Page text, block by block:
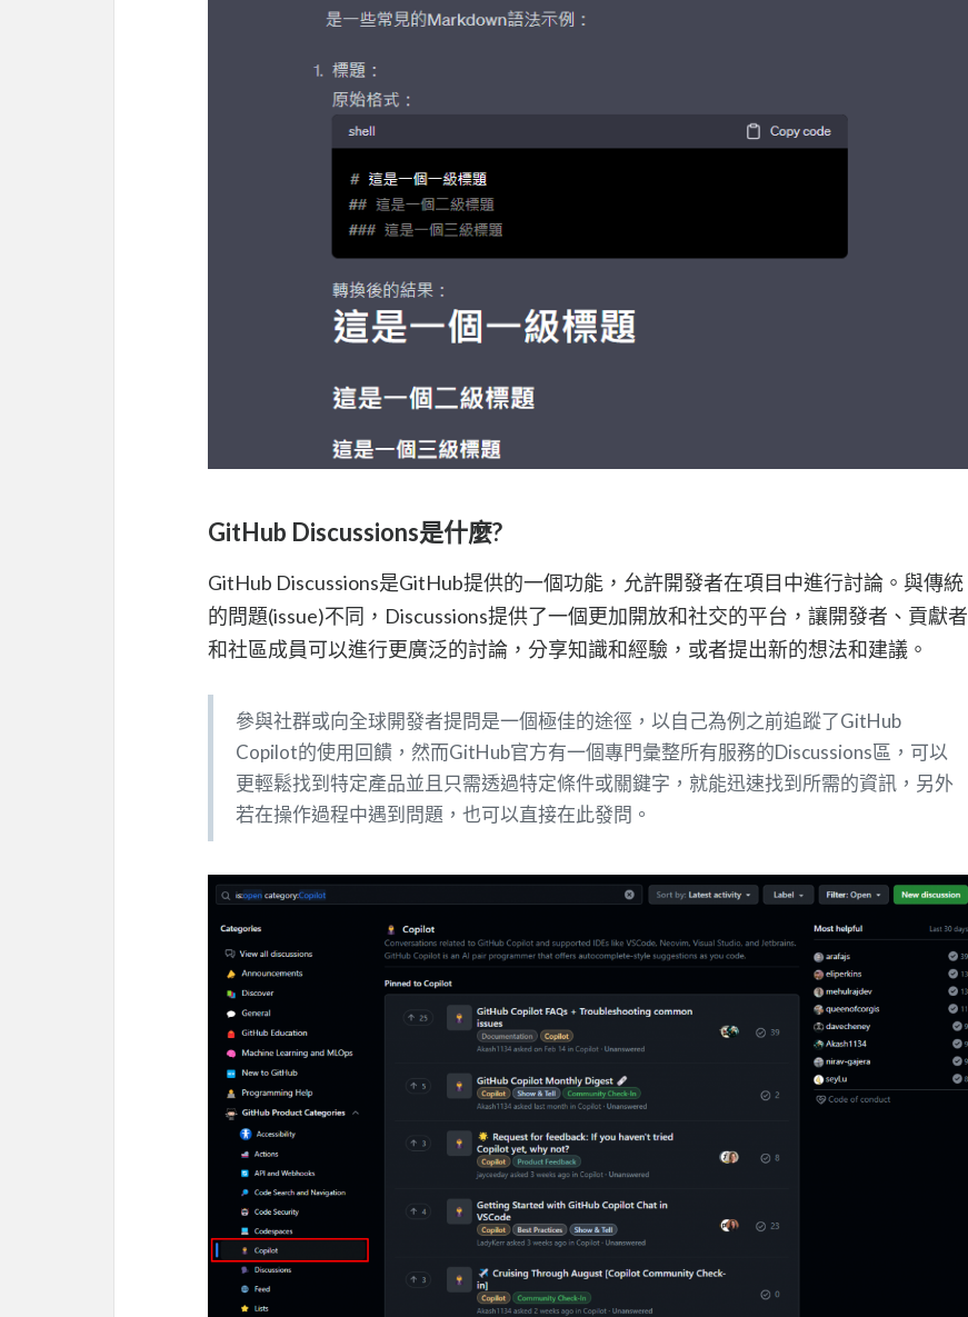
GitHub Discussions是什麼?
GitHub Discussions是GitHub提供的一個功能，允許開發者在項目中進行討論。與傳統
的問題(issue)不同，Discussions提供了一個更加開放和社交的平台，讓開發者、貢獻者
和社區成員可以進行更廣泛的討論，分享知識和經驗，或者提出新的想法和建議。
參與社群或向全球開發者提問是一個極佳的途徑，以自己為例之前追蹤了GitHub
Copilot的使用回饋，然而GitHub官方有一個專門彙整所有服務的Discussions區，可以
更輕鬆找到特定產品並且只需透過特定條件或關鍵字，就能迅速找到所需的資訊，另外
若在操作過程中遇到問題，也可以直接在此發問。